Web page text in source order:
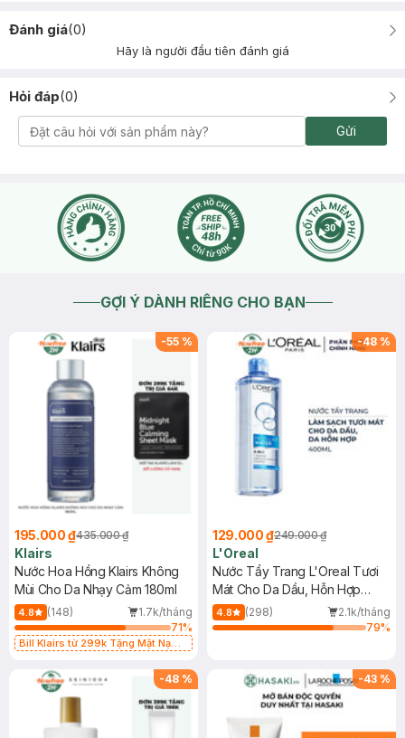
Đánh giá(0)
Hãy là người đầu tiên đánh giá
Hỏi đáp(0)
Gửi
GỢI Ý DÀNH RIÊNG CHO BẠN
-55 %
195.000 ₫435.000 ₫
Klairs
Nước Hoa Hồng Klairs Không
Mùi Cho Da Nhạy Cảm 180ml
4.8 (148)
1.7k/tháng
71%
Bill Klairs từ 299k Tặng Mặt Nạ
25ml (SL Có Hạn)
-48 %
129.000 ₫249.000 ₫
L'Oreal
Nước Tẩy Trang L'Oreal Tươi
Mát Cho Da Dầu, Hỗn Hợp
400ml
4.8 (298)
2.1k/tháng
79%
-48 % -43 %